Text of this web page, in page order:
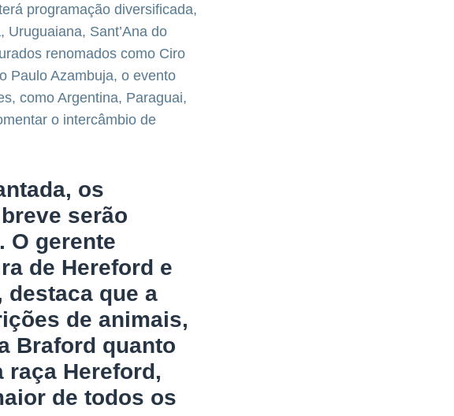
programação diversificada,
Sant’Ana do
renomados como Ciro
Paulo Azambuja, o evento
como Argentina, Paraguai,
o intercâmbio de
os
serão
O gerente
de Hereford e
destaca que a
de animais,
Braford quanto
raça Hereford,
de todos os